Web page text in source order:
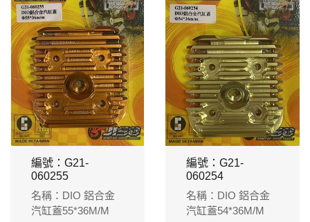
編號：G21-
060255
名稱：DIO 鋁合金
汽缸蓋55*36M/M
編號：G21-
060254
名稱：DIO 鋁合金
汽缸蓋54*36M/M